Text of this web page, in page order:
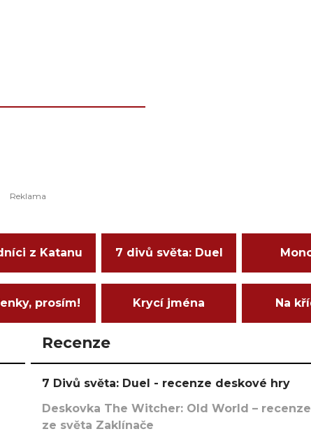
z Katanu 7 divů světa: Duel
prosím! Krycí jména Na
Recenze
7 Divů světa: Duel - recenze deskové hry
Deskovka The Witcher: Old World –
ze světa Zaklínače